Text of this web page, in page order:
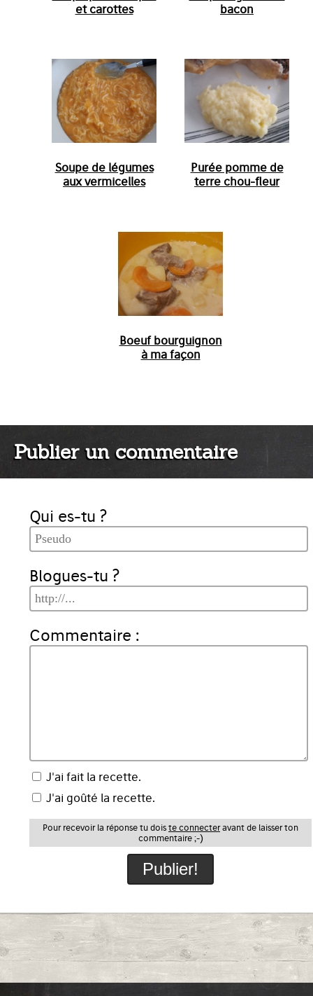
et carottes
bacon
Soupe de légumes
aux vermicelles
Purée pomme de
terre chou-fleur
Boeuf bourguignon
à ma façon
Publier un commentaire
Qui es-tu ?
Blogues-tu ?
Commentaire :
J'ai fait la recette.
J'ai goûté la recette.
Pour recevoir la réponse tu dois te connecteravant de laisser ton
commentaire ;-)